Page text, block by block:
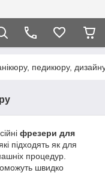
педикюру, дизайну
фрезери для
які підходять як для
процедур.
швидко